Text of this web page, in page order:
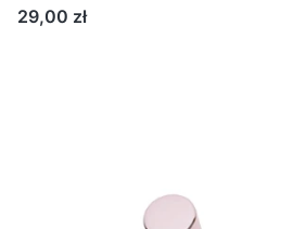
Cena
29,00 zł